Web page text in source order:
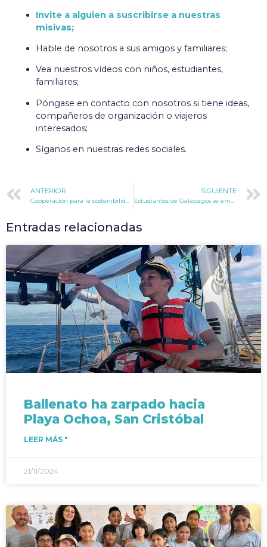
Invite a alguien a suscribirse a nuestras
misivas;
Hable de nosotros a sus amigos y familiares;
Vea nuestros vídeos con niños, estudiantes,
familiares;
Póngase en contacto con nosotros si tiene ideas,
compañeros de organización o viajeros
interesados;
Síganos en nuestras redes sociales.
ANTERIOR
Cooperación para la sostenibilidad en Galápagos
SIGUIENTE
Estudiantes de Galápagos se embarcan en una exploración oceánica
Entradas relacionadas
Ballenato ha zarpado hacia
Playa Ochoa, San Cristóbal
LEER MÁS "
21/11/2024